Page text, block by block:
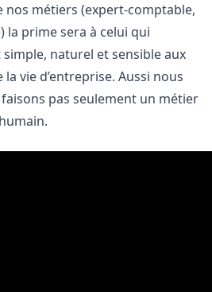
métiers (expert-comptable,
la prime sera à celui qui
naturel et sensible aux
vie d’entreprise. Aussi nous
pas seulement un métier